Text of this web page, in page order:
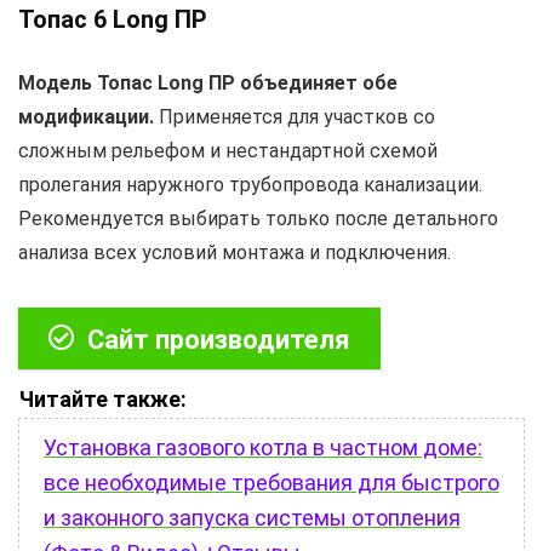
Топас 6 Long ПР
Модель Топас Long ПР объединяет обе
модификации. Применяется для участков со
сложным рельефом и нестандартной схемой
пролегания наружного трубопровода канализации.
Рекомендуется выбирать только после детального
анализа всех условий монтажа и подключения.
Сайт производителя
Читайте также:
Установка газового котла в частном доме:
все необходимые требования для быстрого
и законного запуска системы отопления